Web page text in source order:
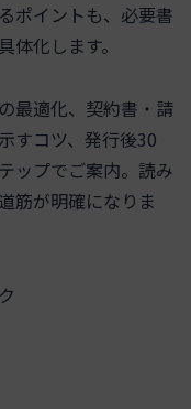
ポイントも、必要書
化します。
最適化、契約書・請
すコツ、発行後30
ップでご案内。読み
筋が明確になりま